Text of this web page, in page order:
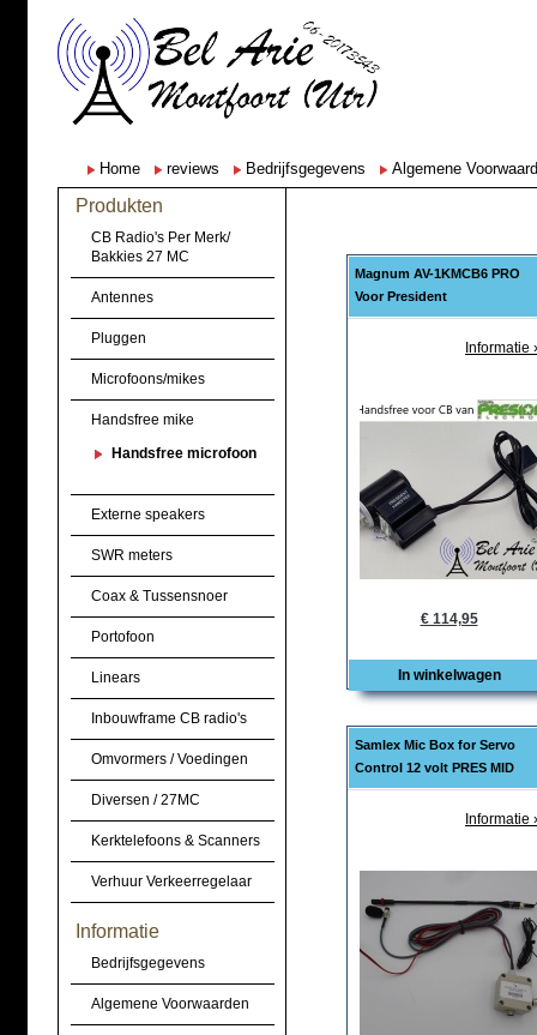
Home reviews Bedrijfsgegevens Algemene
Produkten
CB Radio's Per Merk/
Bakkies 27 MC
Antennes
Pluggen
Microfoons/mikes
Handsfree mike
Handsfree microfoon
Externe speakers
SWR meters
Coax & Tussensnoer
Portofoon
Linears
Inbouwframe CB radio's
Omvormers / Voedingen
Diversen / 27MC
Kerktelefoons & Scanners
Verhuur Verkeerregelaar
Informatie
Bedrijfsgegevens
Algemene Voorwaarden
Magnum AV-1KMCB6 PRO
Voor President
Informatie
€ 114,95
In winkelwagen
Samlex Mic Box for Servo
Control 12 volt PRES MID
Informatie